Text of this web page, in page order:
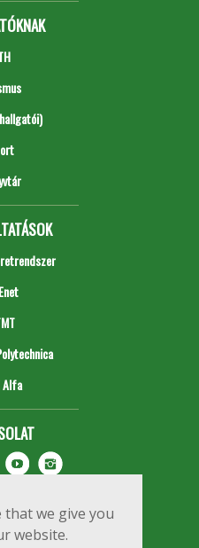
that we give you
website.
Alfa